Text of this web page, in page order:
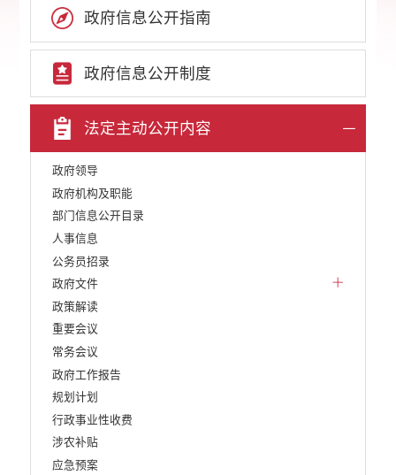
政府信息公开指南
政府信息公开制度
法定主动公开内容
政府领导
政府机构及职能
部门信息公开目录
人事信息
公务员招录
政府文件
政策解读
重要会议
常务会议
政府工作报告
规划计划
行政事业性收费
涉农补贴
应急预案